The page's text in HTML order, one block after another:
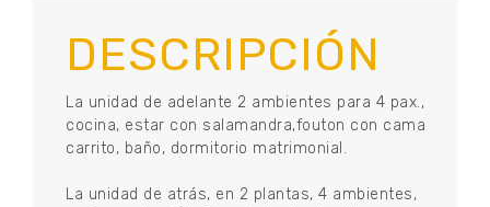
DESCRIPCIÓN
La unidad de adelante 2 ambientes para 4 pax.,
cocina, estar con salamandra,fouton con cama
carrito, baño, dormitorio matrimonial.
La unidad de atrás, en 2 plantas, 4 ambientes,